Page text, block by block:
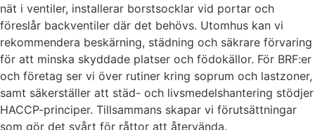
nät i ventiler, installerar borstsocklar vid portar och
föreslår backventiler där det behövs. Utomhus kan vi
rekommendera beskärning, städning och säkrare förvaring
för att minska skyddade platser och födokällor. För BRF:er
och företag ser vi över rutiner kring soprum och lastzoner,
samt säkerställer att städ- och livsmedelshantering stödjer
HACCP-principer. Tillsammans skapar vi förutsättningar
som gör det svårt för råttor att återvända.